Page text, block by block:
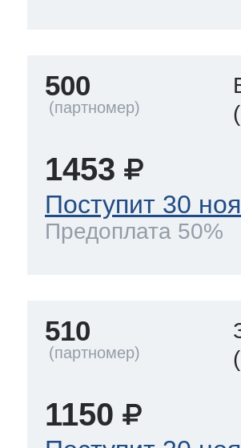
500
1453
Поступит 30
Предоплата 50%
510
1150